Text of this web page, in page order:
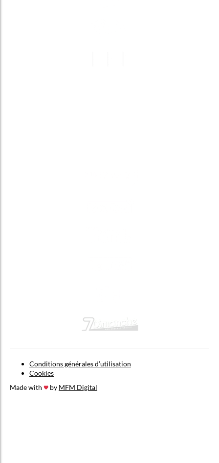
Conditions générales d’utilisation
Cookies
Made with
by MFM Digital